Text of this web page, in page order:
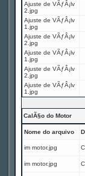
Ajuste de VÃƒÂ¡lv
2.jpg
Ajuste de VÃƒÂ¡lv
1.jpg
Ajuste de VÃƒÂ¡lv
2.jpg
Ajuste de VÃƒÂ¡lv
1.jpg
Ajuste de VÃƒÂ¡lv
2.jpg
Ajuste de VÃƒÂ¡lv
1.jpg
CalÃ§o do Motor
Nome do arquivo
im motor.jpg
im motor.jpg